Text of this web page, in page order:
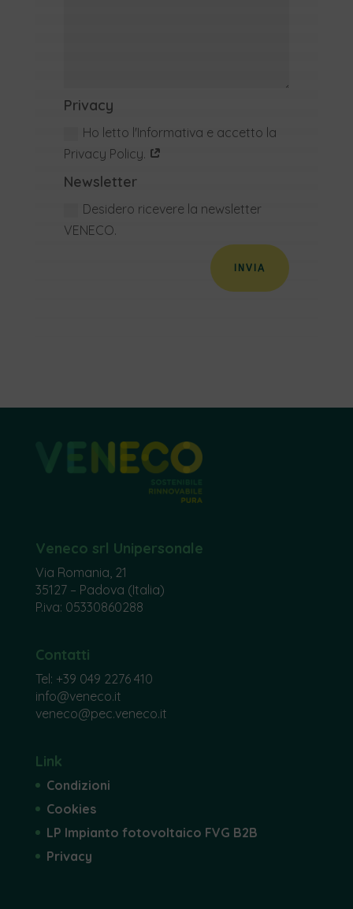
Privacy
Ho letto l'Informativa e accetto la
Privacy Policy.
Newsletter
Desidero ricevere la newsletter
VENECO.
INVIA
Veneco srl Unipersonale
Via Romania, 21
35127 – Padova (Italia)
P.iva: 05330860288
Contatti
Tel: +39 049 2276 410
info@veneco.it
veneco@pec.veneco.it
Link
Condizioni
Cookies
LP Impianto fotovoltaico FVG B2B
Privacy